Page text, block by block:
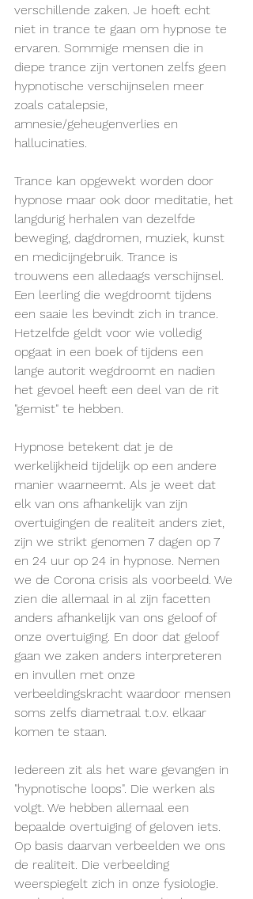
verschillende zaken. Je hoeft echt
niet in trance te gaan om hypnose te
ervaren. Sommige mensen die in
diepe trance zijn vertonen zelfs geen
hypnotische verschijnselen meer
zoals catalepsie,
amnesie/geheugenverlies en
hallucinaties.
Trance kan opgewekt worden door
hypnose maar ook door meditatie, het
langdurig herhalen van dezelfde
beweging, dagdromen, muziek, kunst
en medicijngebruik. Trance is
trouwens een alledaags verschijnsel.
Een leerling die wegdroomt tijdens
een saaie les bevindt zich in trance.
Hetzelfde geldt voor wie volledig
opgaat in een boek of tijdens een
lange autorit wegdroomt en nadien
het gevoel heeft een deel van de rit
"gemist" te hebben.
Hypnose betekent dat je de
werkelijkheid tijdelijk op een andere
manier waarneemt. Als je weet dat
elk van ons afhankelijk van zijn
overtuigingen de realiteit anders ziet,
zijn we strikt genomen 7 dagen op 7
en 24 uur op 24 in hypnose. Nemen
we de Corona crisis als voorbeeld. We
zien die allemaal in al zijn facetten
anders afhankelijk van ons geloof of
onze overtuiging. En door dat geloof
gaan we zaken anders interpreteren
en invullen met onze
verbeeldingskracht waardoor mensen
soms zelfs diametraal t.o.v. elkaar
komen te staan.
Iedereen zit als het ware gevangen in
"hypnotische loops". Die werken als
volgt. We hebben allemaal een
bepaalde overtuiging of geloven iets.
Op basis daarvan verbeelden we ons
de realiteit. Die verbeelding
weerspiegelt zich in onze fysiologie.